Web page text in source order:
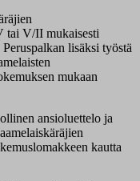
tai V/II mukaisesti
lisäksi työstä
mukaan
ansioluettelo ja
kautta